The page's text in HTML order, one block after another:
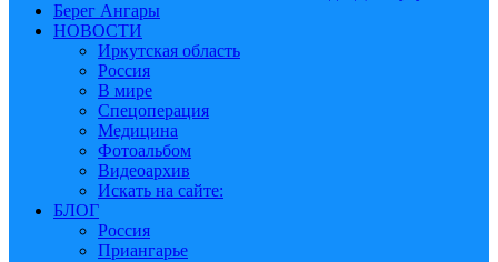
Берег Ангары
НОВОСТИ
Иркутская область
Россия
В мире
Спецоперация
Медицина
Фотоальбом
Видеоархив
Искать на сайте:
БЛОГ
Россия
Приангарье